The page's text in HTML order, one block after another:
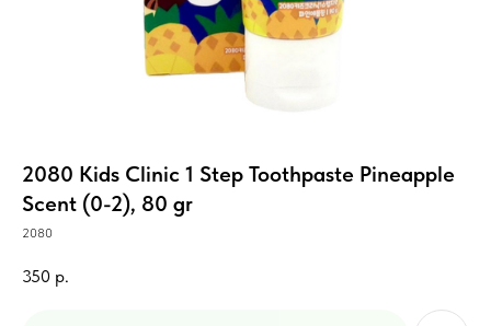
2080 Kids Clinic 1 Step Toothpaste Pineapple
Scent (0-2), 80 gr
2080
350 р.